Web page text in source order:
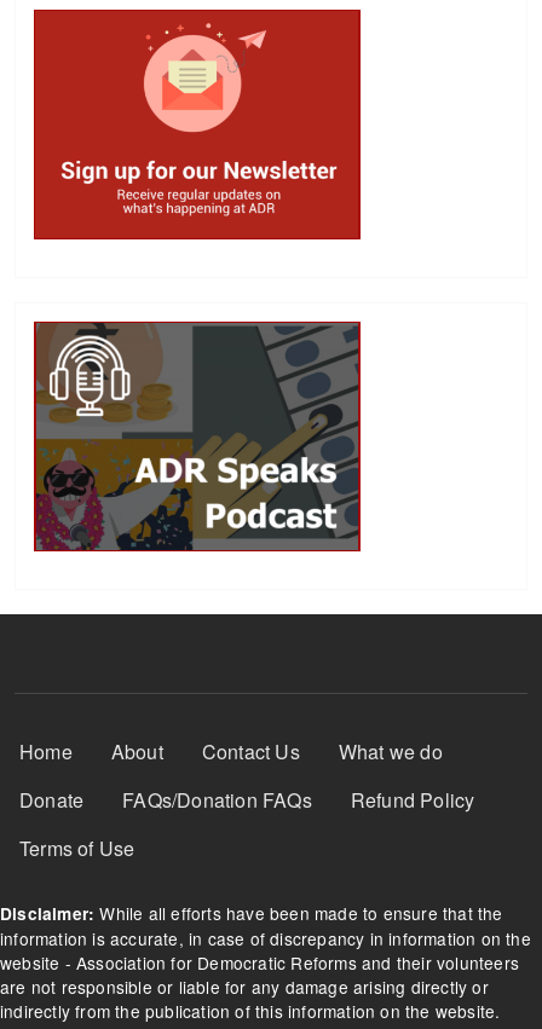
Footer Menu
Home About Contact Us
What we do
Donate
FAQs/Donation FAQs
Refund Policy
Terms of Use
Disclaimer: While all efforts have been made to ensure that the
information is accurate, in case of discrepancy in information on the
website - Association for Democratic Reforms and their volunteers
are not responsible or liable for any damage arising directly or
indirectly from the publication of this information on the website.